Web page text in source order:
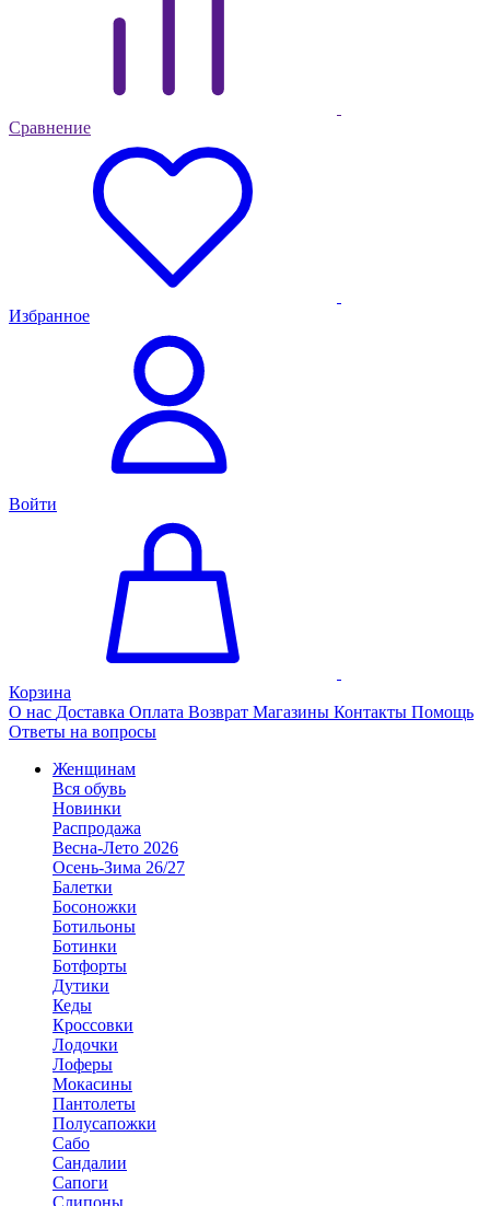
Сравнение
Избранное
Войти
Корзина
О нас Доставка Оплата Возврат Магазины Контакты Помощь
Ответы на вопросы
Женщинам
Вся обувь
Новинки
Распродажа
Весна-Лето 2026
Осень-Зима 26/27
Балетки
Босоножки
Ботильоны
Ботинки
Ботфорты
Дутики
Кеды
Кроссовки
Лодочки
Лоферы
Мокасины
Пантолеты
Полусапожки
Сабо
Сандалии
Сапоги
Слипоны